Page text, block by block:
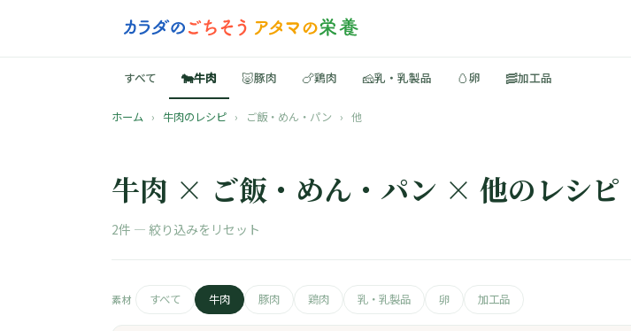
すべて 🐄牛肉 🐷豚肉 🍗鶏肉 🧀乳・乳製品 🥚卵 🥓加工品
ホーム › 牛肉のレシピ › ご飯・めん・パン › 他
牛肉 × ご飯・めん・パン × 他のレシピ
2件 — 絞り込みをリセット
素材 すべて 牛肉 豚肉 鶏肉 乳・乳製品 卵 加工品